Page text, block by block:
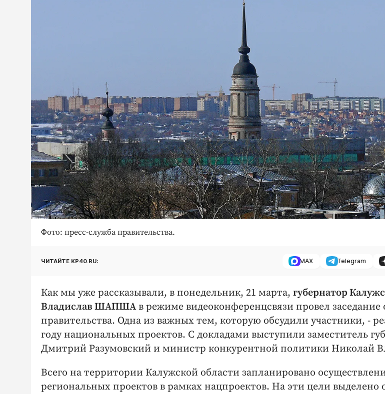
Фото: пресс-служба правительства.
ЧИТАЙТЕ KP40.RU: MAX Telegram
Как мы уже рассказывали, в понедельник, 21 марта, губернатор
Владислав ШАПШАв режиме видеоконференцсвязи провел заседание
правительства. Одна из важных тем, которую обсудили участники, -
году национальных проектов. С докладами выступили заместитель
Дмитрий Разумовский и министр конкурентной политики Николай
Всего на территории Калужской области запланировано
региональных проектов в рамках нацпроектов. На эти цели выделено